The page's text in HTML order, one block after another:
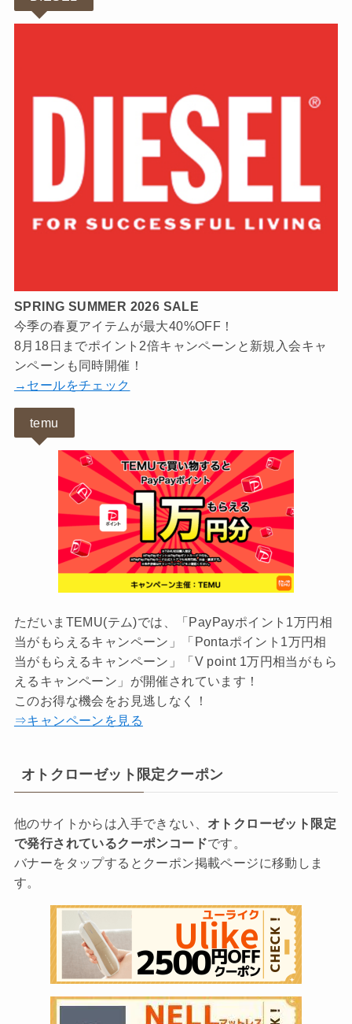
SPRING SUMMER 2026 SALE
今季の春夏アイテムが最大40%OFF！
8月18日までポイント2倍キャンペーンと新規入会キャ
ンペーンも同時開催！
→セールをチェック
temu
ただいまTEMU(テム)では、「PayPayポイント1万円相
当がもらえるキャンペーン」「Pontaポイント1万円相
当がもらえるキャンペーン」「V point 1万円相当がもら
えるキャンペーン」が開催されています！
このお得な機会をお見逃しなく！
⇒キャンペーンを見る
オトクローゼット限定クーポン
他のサイトからは入手できない、 オトクローゼット限定
で発行されているクーポンコードです。
バナーをタップするとクーポン掲載ページに移動しま
す。